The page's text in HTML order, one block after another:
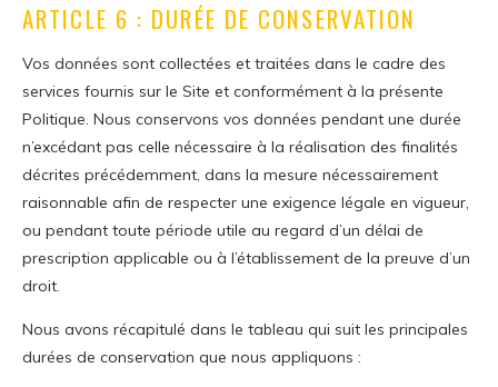
ARTICLE 6 : DURÉE DE CONSERVATION
Vos données sont collectées et traitées dans le cadre des
services fournis sur le Site et conformément à la présente
Politique. Nous conservons vos données pendant une durée
n’excédant pas celle nécessaire à la réalisation des finalités
décrites précédemment, dans la mesure nécessairement
raisonnable afin de respecter une exigence légale en vigueur,
ou pendant toute période utile au regard d’un délai de
prescription applicable ou à l’établissement de la preuve d’un
droit.
Nous avons récapitulé dans le tableau qui suit les principales
durées de conservation que nous appliquons :